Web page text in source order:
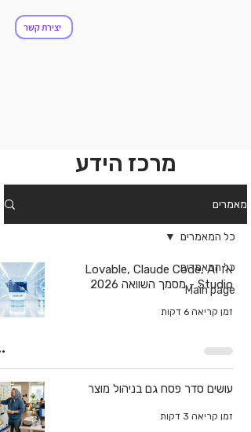
יצירת קשר
מרכז הידע
מאמרים
כל המאמרים
Main page
כל המאמרים
אז Lovable, Claude Code, AI
Studio - מסמך השוואה 2026
זמן קריאה 6 דקות
עושים סדר פסח גם בניהול מוצר
זמן קריאה 3 דקות